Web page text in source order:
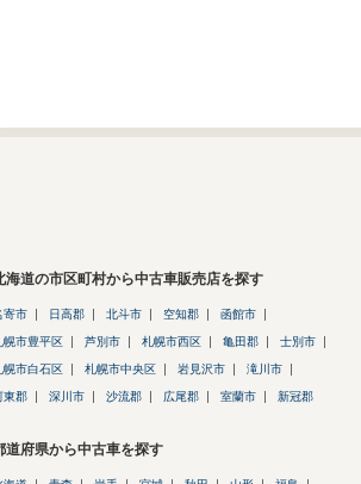
海道の市区町村から中古車販売店を探す
寄市 日高郡 北斗市 空知郡 函館市
幌市豊平区 芦別市 札幌市西区 亀田郡 士別市
幌市白石区 札幌市中央区 岩見沢市 滝川市
東郡 深川市 沙流郡 広尾郡 室蘭市 新冠郡
道府県から中古車を探す